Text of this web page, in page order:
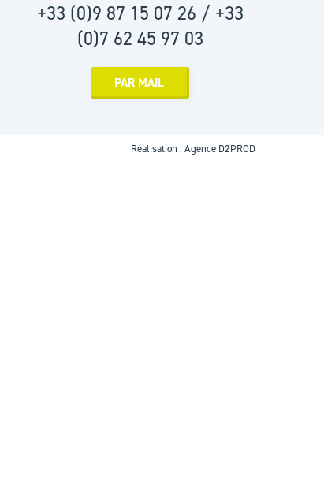
+33 (0)9 87 15 07 26 / +33
(0)7 62 45 97 03
PAR MAIL
Réalisation : Agence D2PROD